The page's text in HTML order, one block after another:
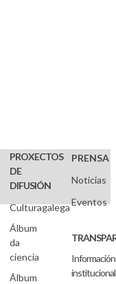
PROXECTOS
DE
DIFUSIÓN
Culturagalega
Álbum
da
ciencia
Álbum
PRENSA
Noticias
Eventos
Información
institucional